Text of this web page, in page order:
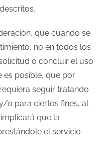
que cuando se
no en todos los
o concluir el uso
es posible, que por
seguir tratando
o para ciertos fines, al
que la
el servicio